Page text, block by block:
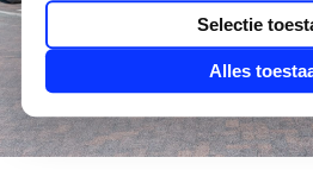
Selectie
Alles